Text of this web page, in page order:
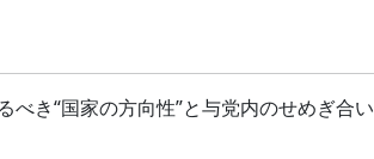
き“国家の方向性”と与党内のせめぎ合い